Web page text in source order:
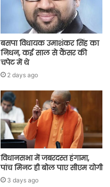
बसपा विधायक उमाशंकर सिंह का
निधन, कई साल से कैंसर की
चपेट में थे
2 days ago
विधानसभा में जबरदस्त हंगामा,
पांच मिनट ही बोल पाए सीएम योगी
3 days ago